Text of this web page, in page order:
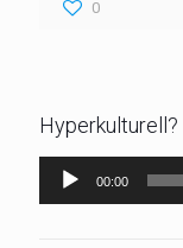
0
Hyperkulturell?
Audio-
Player
00:00